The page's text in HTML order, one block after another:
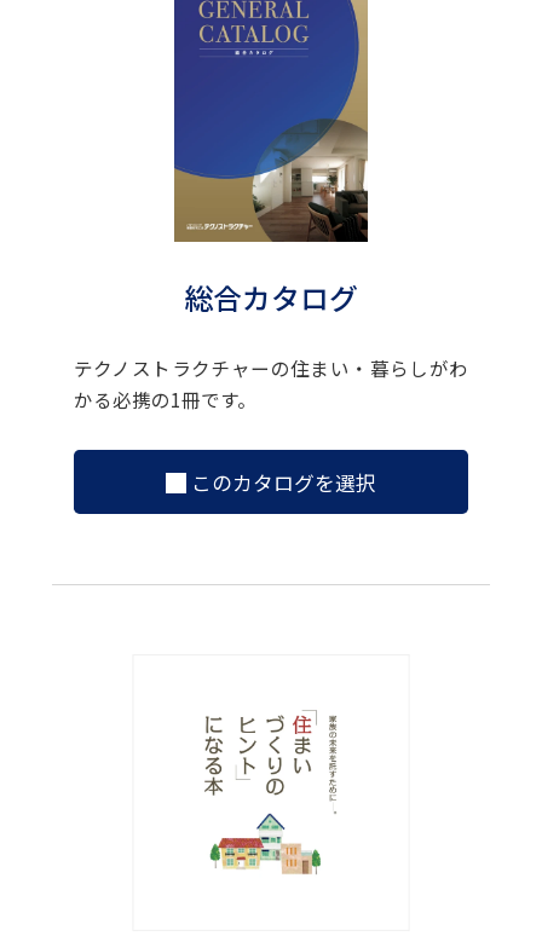
総合カタログ
テクノストラクチャーの住まい・暮らしがわ
かる必携の1冊です。
このカタログを選択